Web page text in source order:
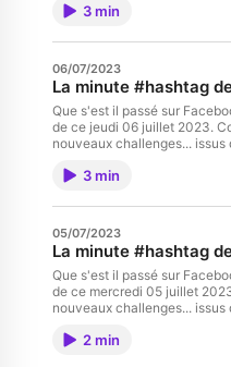
pour plus d'informations.
3 min
06/07/2023
La minute #hashtag
Que s'est il passé sur
de ce jeudi 06 juillet 2023.
nouveaux challenges... issus
pour plus d'informations.
3 min
05/07/2023
La minute #hashtag
Que s'est il passé sur
de ce mercredi 05 juillet
nouveaux challenges... issus
pour plus d'informations.
2 min